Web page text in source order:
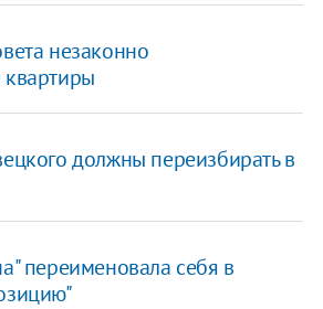
незаконно
должны переизбирать в
переименовала себя в